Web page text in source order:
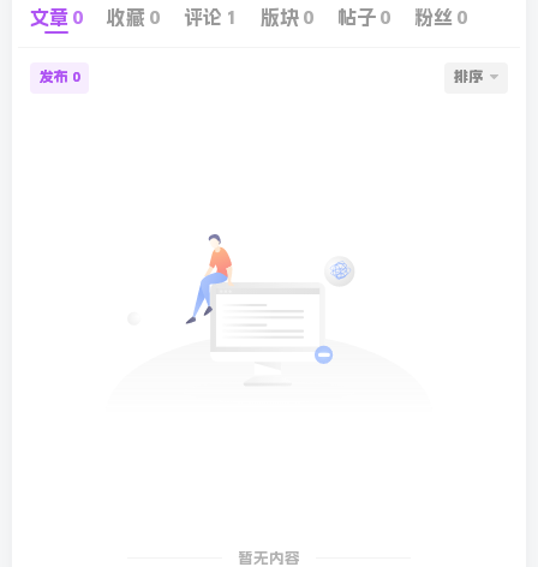
文章 0 收藏 0 评论 1 版块 0 帖子 0 粉丝 0
发布 0 排序
暂无内容